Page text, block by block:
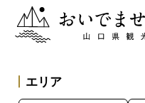
おいでませ山口へー山
エリア